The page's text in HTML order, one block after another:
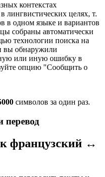
контекстах
лингвистических целях, т.
в одном языке и вариантов
собраны автоматически
технологии поиска на
вы обнаружили
или иную ошибку в
опцию "Сообщить о
символов за один раз.
перевод
французский ↔